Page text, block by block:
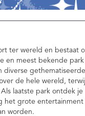
ter wereld en bestaat
en meest bekende
diverse
de hele wereld,
laatste park ontdek
het grote
worden.